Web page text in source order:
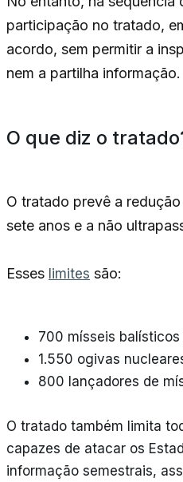
participação no tratado,
acordo, sem permitir a
nem a partilha informação.
O que diz o
O tratado prevê a
sete anos e a não
Esses limites são:
700 mísseis
1.550 ogivas
800 lançadores de
O tratado também limita
capazes de atacar os
informação semestrais,